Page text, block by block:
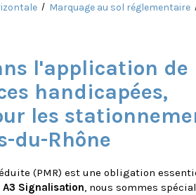
Marquage au sol réglementaire
l'application de
handicapées,
les
du-Rhône
(PMR) est une obligation
A3 Signalisation, nous sommes